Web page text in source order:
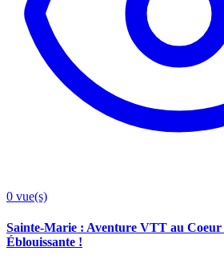
0 vue(s)
Sainte-Marie : Aventure VTT au Coeur
Éblouissante !